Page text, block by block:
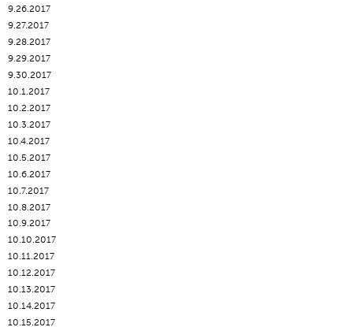
9.26.2017
9.27.2017
9.28.2017
9.29.2017
9.30.2017
10.1.2017
10.2.2017
10.3.2017
10.4.2017
10.5.2017
10.6.2017
10.7.2017
10.8.2017
10.9.2017
10.10.2017
10.11.2017
10.12.2017
10.13.2017
10.14.2017
10.15.2017